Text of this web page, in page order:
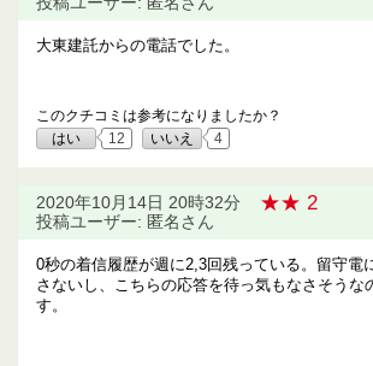
大東建託からの電話でした。
このクチコミは参考になりましたか？
はい
12 いいえ 4
2020年10月14日 20時32分 ★★ 2
投稿ユーザー: 匿名さん
0秒の着信履歴が週に2,3回残っている。留守電
さないし、こちらの応答を待っ気もなさそうな
す。